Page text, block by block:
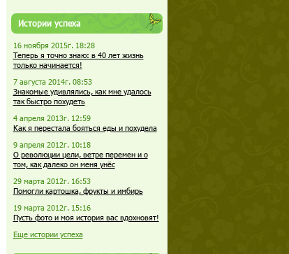
Истории успеха
16 ноября 2015г. 18:28
Теперь я точно знаю: в 40 лет жизнь
только начинается!
7 августа 2014г. 08:53
Знакомые удивлялись, как мне удалось
так быстро похудеть
4 апреля 2013г. 12:59
Как я перестала бояться еды и похудела
9 апреля 2012г. 10:18
О революции цели, ветре перемен и о
том, как далеко он меня унёс
29 марта 2012г. 16:53
Помогли картошка, фрукты и имбирь
19 марта 2012г. 15:16
Пусть фото и моя история вас вдохновят!
Еще истории успеха